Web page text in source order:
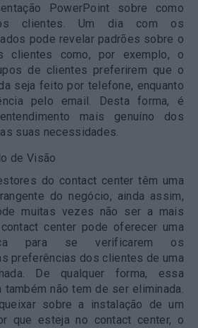
PowerPoint sobre como
clientes. Um dia com os
pode revelar padrões sobre o
clientes como, por exemplo, o
de clientes preferirem que o
seja feito por telefone, enquanto
pelo email. Desta forma, é
mais genuíno dos
suas necessidades.
de Visão
do contact center têm uma
do negócio, ainda assim,
muitas vezes não ser a mais
center pode oferecer uma
para se verificarem os
preferências dos clientes de uma
De qualquer forma, essa
não tem de ser eliminada.
sobre a instalação de um
que esteja no contact center, o